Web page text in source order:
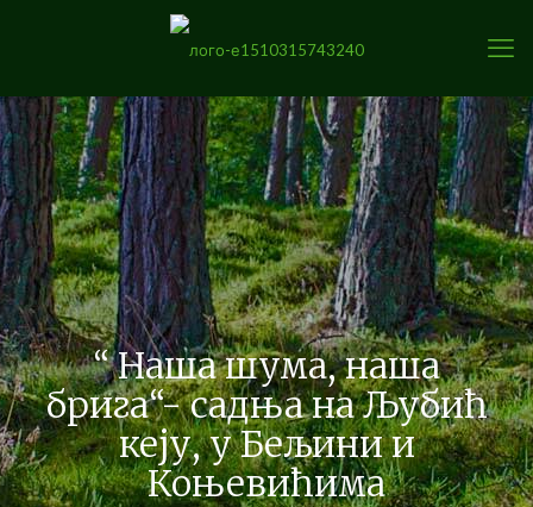
“ Наша шума, наша
брига“- садња на Љубић
кеју, у Бељини и
Коњевићима